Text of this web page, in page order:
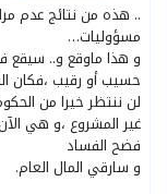
.. هذه من نتائج عدم
مسؤوليات…
و هذا ماوقع و.. سيقع
حسيب أو رقيب ،فكان
لن ننتظر خيرا من
غير المشروع ،و هي
فضح الفساد
و سارقي المال العام.